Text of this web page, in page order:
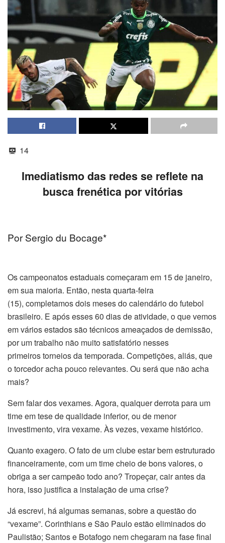
14
Imediatismo das redes se reflete na
busca frenética por vitórias
Por Sergio du Bocage*
Os campeonatos estaduais começaram em 15 de janeiro,
em sua maioria. Então, nestaquarta-feira
(15), completamos dois meses do calendário do futebol
brasileiro. E após esses 60 dias de atividade, o que vemos
em vários estados são técnicos ameaçados de demissão,
por um trabalho não muito satisfatório nesses
primeiros torneios da temporada. Competições, aliás, que
o torcedor acha pouco relevantes. Ou será que não acha
mais?
Sem falar dos vexames. Agora, qualquer derrota para um
time em tese de qualidade inferior, ou de menor
investimento, vira vexame. Às vezes, vexame histórico.
Quanto exagero. O fato de um clube estar bem estruturado
financeiramente, com um time cheio de bons valores, o
obriga a ser campeão todo ano? Tropeçar, cair antes da
hora, isso justifica a instalação de uma crise?
Já escrevi, há algumas semanas, sobre a questão do
“vexame”. Corinthians e São Paulo estão eliminados do
Paulistão; Santos e Botafogo nem chegaram na fase final